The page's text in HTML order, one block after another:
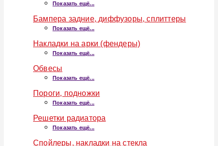
Показать ещё...
Бампера задние, диффузоры, сплиттеры
Показать ещё...
Накладки на арки (фендеры)
Показать ещё...
Обвесы
Показать ещё...
Пороги, подножки
Показать ещё...
Решетки радиатора
Показать ещё...
Спойлеры, накладки на стекла